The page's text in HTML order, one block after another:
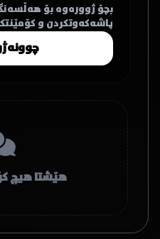
بچۆ ژوورەوە بۆ
پاشەکەوتکردن و
هێشتا هیچ